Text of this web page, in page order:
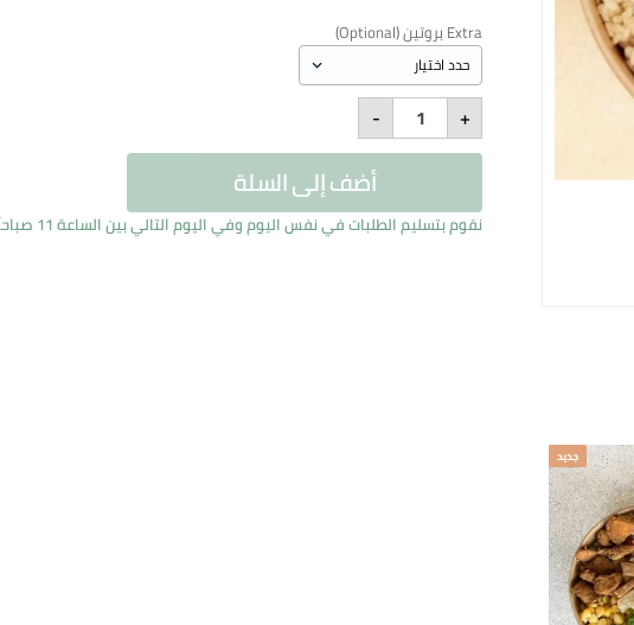
Extra بروتين (Optional)
- OG
Hot
Honey
Chicken
quantity
+
أضف إلى السلة
نقوم بتسليم الطلبات في نفس اليوم وفي اليوم التالي بين الساعة 11 صباحاً - 11 مساءاً
جديد